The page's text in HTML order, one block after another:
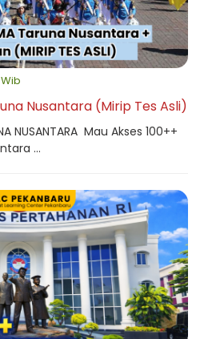
Nusantara (Mirip Tes Asli)
NUSANTARA Mau Akses 100++
...